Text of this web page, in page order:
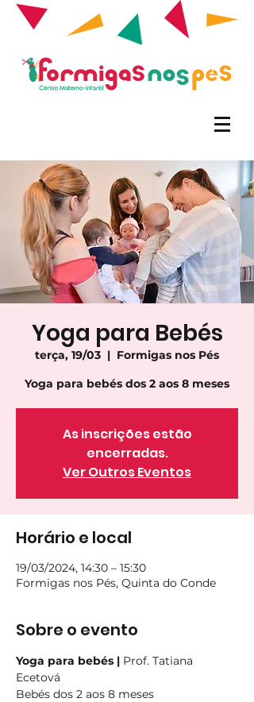
Yoga para Bebés
terça, 19/03
  |
Formigas nos Pés
Yoga para bebés dos 2 aos 8 meses
As inscrições estão
encerradas.
Ver Outros Eventos
Horário e local
19/03/2024, 14:30 – 15:30
Formigas nos Pés, Quinta do Conde
Sobre o evento
Yoga para bebés | Prof. Tatiana
Ecetová
Bebés dos 2 aos 8 meses